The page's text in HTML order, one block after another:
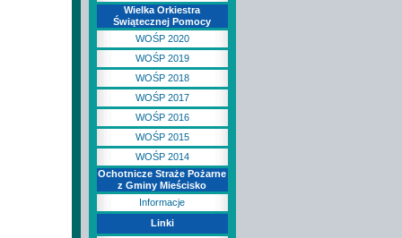
Wielka Orkiestra
Świątecznej Pomocy
WOŚP 2020
WOŚP 2019
WOŚP 2018
WOŚP 2017
WOŚP 2016
WOŚP 2015
WOŚP 2014
Ochotnicze Straże Pożarne
z Gminy Mieścisko
Informacje
Linki